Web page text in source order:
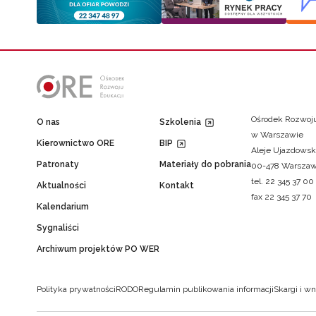
O nas
Kierownictwo ORE
Patronaty
Aktualności
Kalendarium
Sygnaliści
Archiwum projektów PO WER
Szkolenia
BIP
Materiały do pobrania
Kontakt
Ośrodek
w Warszawie
Aleje
00-478
tel. 22 345 37 00
fax 22 345 37 70
Polityka prywatnościRODORegulamin publikowania informacjiSkargi i